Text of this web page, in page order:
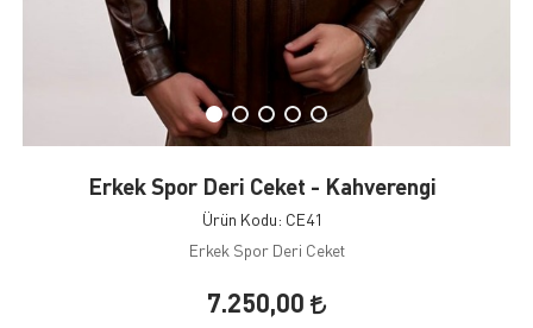
Erkek Spor Deri Ceket - Kahverengi
Ürün Kodu: CE41
Erkek Spor Deri Ceket
7.250,00